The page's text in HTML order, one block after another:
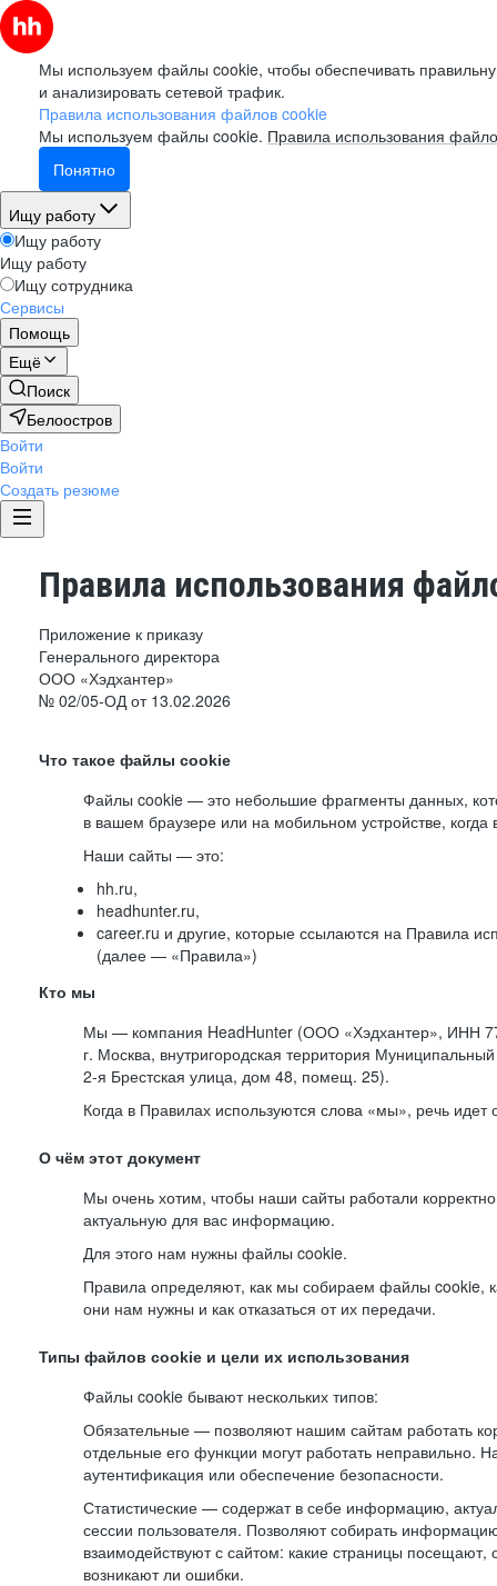
Мы используем файлы cookie, чтобы обеспечивать
и анализировать сетевой трафик.
Правила использования файлов cookie
Мы используем файлы cookie. Правила использования
Понятно
Ищу работу
Ищу работу
Ищу работу
Ищу сотрудника
Сервисы
Помощь
Ещё
Поиск
Белоостров
Войти
Войти
Создать резюме
Правила использования
Приложение к приказу
Генерального директора
ООО «Хэдхантер»
№ 02/05-ОД от 13.02.2026
Что такое файлы cookie
Файлы cookie — это небольшие фрагменты данных,
в вашем браузере или на мобильном устройстве,
Наши сайты — это:
hh.ru,
headhunter.ru,
career.ru и другие, которые ссылаются на Правила
(далее — «Правила»)
Кто мы
Мы — компания HeadHunter (ООО «Хэдхантер», ИНН
г. Москва, внутригородская территория Муниципальный
2-я Брестская улица, дом 48, помещ. 25).
Когда в Правилах используются слова «мы», речь
О чём этот документ
Мы очень хотим, чтобы наши сайты работали
актуальную для вас информацию.
Для этого нам нужны файлы cookie.
Правила определяют, как мы собираем файлы cookie,
они нам нужны и как отказаться от их передачи.
Типы файлов cookie и цели их использования
Файлы cookie бывают нескольких типов:
Обязательные — позволяют нашим сайтам работать
отдельные его функции могут работать неправильно.
аутентификация или обеспечение безопасности.
Статистические — содержат в себе информацию,
сессии пользователя. Позволяют собирать
взаимодействуют с сайтом: какие страницы посещают,
возникают ли ошибки.